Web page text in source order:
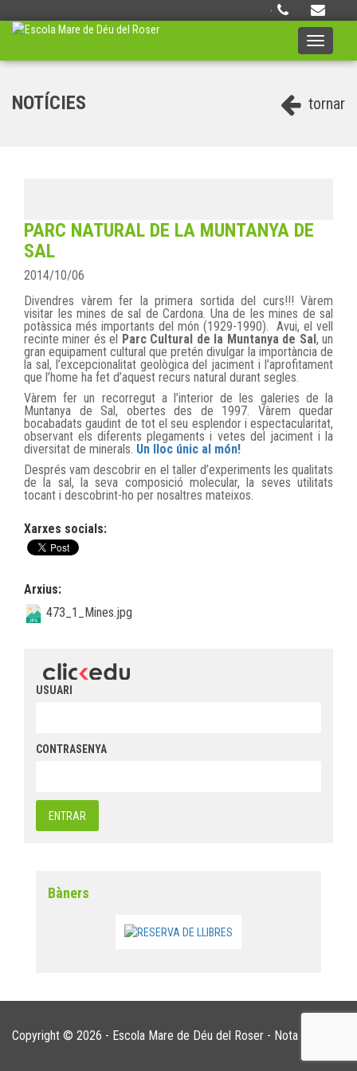
·
Toggle
tornar
NOTÍCIES
PARC NATURAL DE LA MUNTANYA DE
SAL
2014/10/06
Divendres vàrem fer la primera sortida del curs!!! Vàrem
visitar les mines de sal de Cardona. Una de les mines de sal
potàssica més importants del món (1929-1990). Avui, el vell
recinte miner és el Parc Cultural de la Muntanya de Sal, un
gran equipament cultural que pretén divulgar la importància de
la sal, l’excepcionalitat geològica del jaciment i l’aprofitament
que l’home ha fet d’aquest recurs natural durant segles.
Vàrem fer un recorregut a l’interior de les galeries de la
Muntanya de Sal, obertes des de 1997. Vàrem quedar
bocabadats gaudint de tot el seu esplendor i espectacularitat,
observant els diferents plegaments i vetes del jaciment i la
diversitat de minerals. Un lloc únic al món!
Després vam descobrir en el taller d’experiments les qualitats
de la sal, la seva composició molecular, la seves utilitats
tocant i descobrint-ho per nosaltres mateixos.
Xarxes socials:
Arxius:
473_1_Mines.jpg
USUARI
CONTRASENYA
Bàners
Copyright © 2026 - Escola Mare de Déu del Roser - Nota legal